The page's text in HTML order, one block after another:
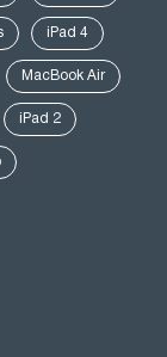
iPad 4
MacBook Air
iPad 2